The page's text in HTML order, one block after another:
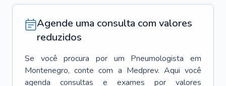
Agende uma consulta com valores
reduzidos
Se você procura por um Pneumologista
em
Montenegro, conte com a Medprev. Aqui você
agenda consultas e exames por valores